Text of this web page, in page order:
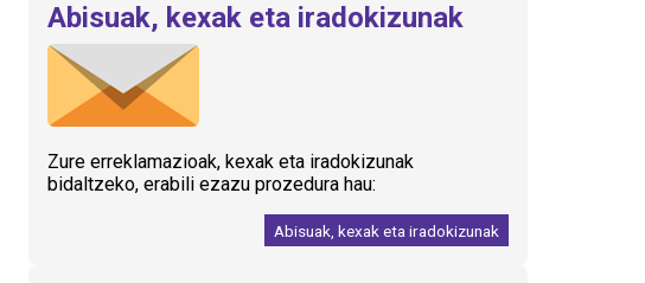
Abisuak, kexak eta iradokizunak
Zure erreklamazioak, kexak eta iradokizunak
bidaltzeko, erabili ezazu prozedura hau:
Abisuak, kexak eta iradokizunak